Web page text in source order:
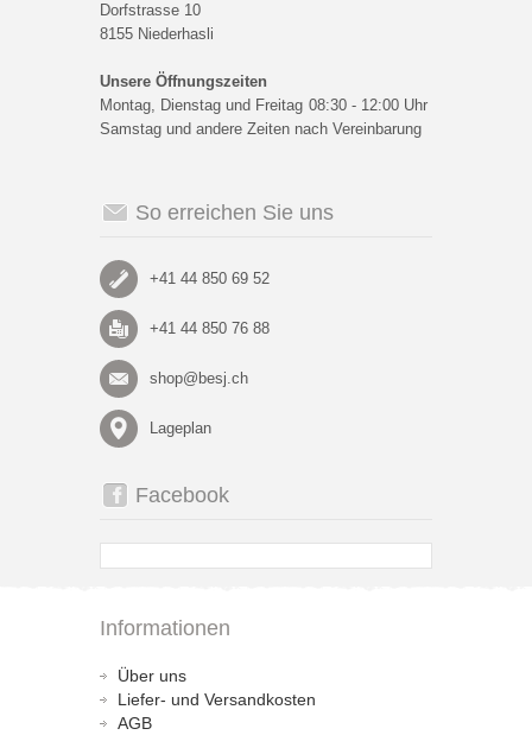
Dorfstrasse 10
8155 Niederhasli
Unsere Öffnungszeiten
Montag, Dienstag und Freitag 08:30 - 12:00 Uhr
Samstag und andere Zeiten nach Vereinbarung
So erreichen Sie uns
+41 44 850 69 52
+41 44 850 76 88
shop@besj.ch
Lageplan
Facebook
Informationen
Über uns
Liefer- und Versandkosten
AGB